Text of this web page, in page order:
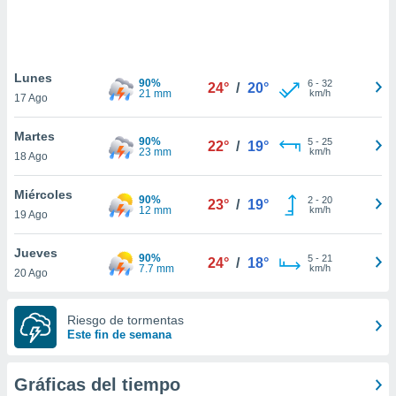
únicos
similares
como
sitio
de
posible
traten tus
en
Para
su
Lunes
17 Ago
90%
21 mm
24° / 20° 6- 32
km/h
Martes
18 Ago
90%
23 mm
22° / 19° 5- 25
km/h
Miércoles
19 Ago
90%
12 mm
23° / 19° 2- 20
km/h
Jueves
20 Ago
90%
7.7 mm
24° / 18° 5- 21
km/h
Riesgo de tormentas
Este fin de semana
Gráficas del tiempo